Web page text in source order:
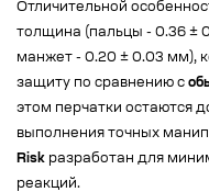
Отличительной
толщина (пальцы - 0.36 ±
манжет - 0.20 ± 0.03 мм),
защиту по сравнению с
этом перчатки остаются
выполнения точных
Risk разработан для
реакций.